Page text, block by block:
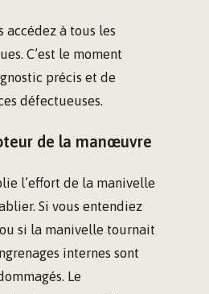
accédez à tous les
C’est le moment
précis et de
défectueuses.
de la manœuvre
l’effort de la manivelle
Si vous entendiez
si la manivelle tournait
internes sont
Le